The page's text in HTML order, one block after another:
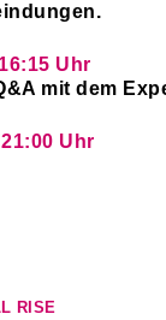
Uhr
mit dem
Uhr